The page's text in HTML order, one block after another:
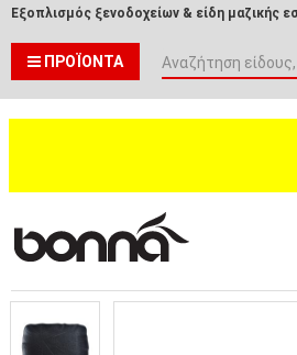
Εξοπλισμός ξενοδοχείων & είδη μαζικής
ΠΡΟΪΌΝΤΑ